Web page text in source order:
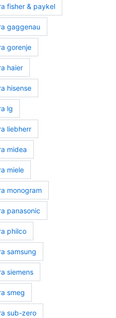
fisher & paykel
gaggenau
gorenje
haier
hisense
lg
liebherr
midea
miele
monogram
panasonic
philco
samsung
siemens
smeg
sub-zero